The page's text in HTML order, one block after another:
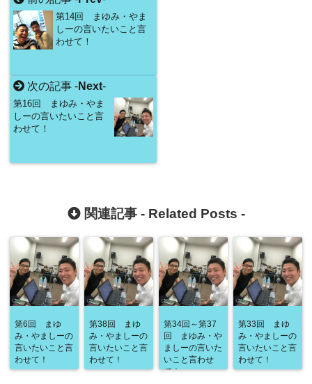
第14回 まゆみ・やま
しーの言いたいこと言
わせて！
次の記事 -Next-
第16回 まゆみ・やま
しーの言いたいこと言
わせて！
関連記事 - Related Posts -
第6回 まゆ
み・やましーの
言いたいこと言
わせて！
第38回 まゆ
み・やましーの
言いたいこと言
わせて！
第34回～第37
回 まゆみ・や
ましーの言いた
いこと言わせ
て！
第33回 まゆ
み・やましーの
言いたいこと言
わせて！